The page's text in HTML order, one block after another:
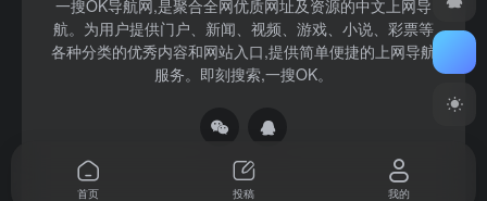
一搜OK导航网,是聚合全网优质网址及资源的中文上网导
航。为用户提供门户、新闻、视频、游戏、小说、彩票等
各种分类的优秀内容和网站入口,提供简单便捷的上网导航
服务。即刻搜索,一搜OK。
首页 投稿 我的